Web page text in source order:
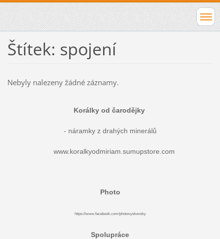
Štítek: spojení
Nebyly nalezeny žádné záznamy.
Korálky od čarodějky
- náramky z drahých minerálů
www.koralkyodmiriam.sumupstore.com
Photo
https://www.facebook.com/photovyskovsky
Spolupráce